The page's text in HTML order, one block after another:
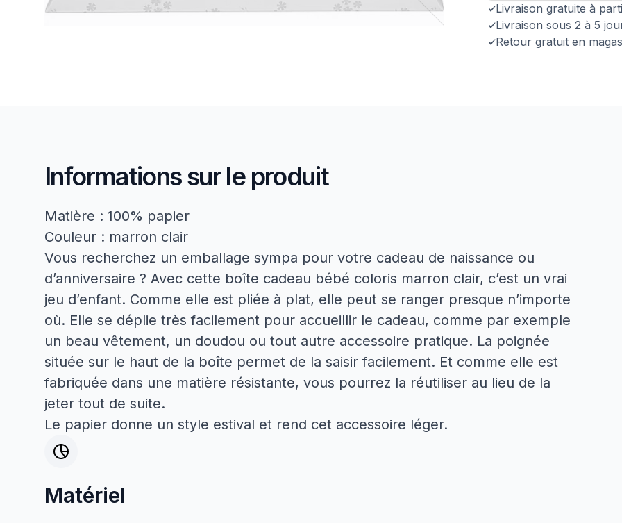
Livraison gratuite à
Livraison sous 2 à 5
Retour gratuit en
Informations sur le produit
Matière : 100% papier
Couleur : marron clair
Vous recherchez un emballage sympa pour votre cadeau de naissance ou
d’anniversaire ? Avec cette boîte cadeau bébé coloris marron clair, c’est un vrai
jeu d’enfant. Comme elle est pliée à plat, elle peut se ranger presque n’importe
où. Elle se déplie très facilement pour accueillir le cadeau, comme par exemple
un beau vêtement, un doudou ou tout autre accessoire pratique. La poignée
située sur le haut de la boîte permet de la saisir facilement. Et comme elle est
fabriquée dans une matière résistante, vous pourrez la réutiliser au lieu de la
jeter tout de suite.
Le papier donne un style estival et rend cet accessoire léger.
Matériel